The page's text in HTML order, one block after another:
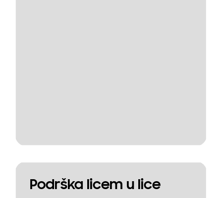
Podrška licem u lice